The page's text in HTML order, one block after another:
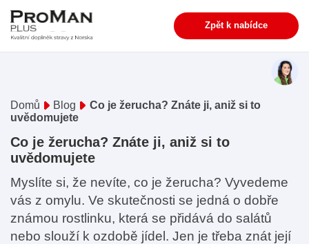
Zpět k nabídce
Domů Blog
Co je žerucha? Znáte ji, aniž si to
uvědomujete
Co je žerucha? Znáte ji, aniž si to
uvědomujete
Myslíte si, že nevíte, co je žerucha? Vyvedeme
vás z omylu. Ve skutečnosti se jedná o dobře
známou rostlinku, která se přidává do salátů
nebo slouží k ozdobě jídel. Jen je třeba znát její